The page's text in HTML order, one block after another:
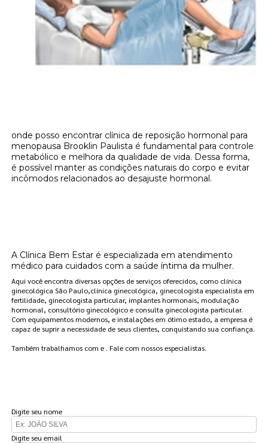
onde posso encontrar clínica de reposição hormonal para
menopausa Brooklin Paulista é fundamental para controle
metabólico e melhora da qualidade de vida. Dessa forma,
é possível manter as condições naturais do corpo e evitar
incômodos relacionados ao desajuste hormonal.
A Clínica Bem Estar é especializada em atendimento
médico para cuidados com a saúde íntima da mulher.
Aqui você encontra diversas opções de serviços oferecidos, como clínica
ginecológica São Paulo,clínica ginecológica, ginecologista especialista em
fertilidade, ginecologista particular, implantes hormonais, modulação
hormonal, consultório ginecológico e consulta ginecologista particular.
Com equipamentos modernos, e instalações em ótimo estado, a empresa é
capaz de suprir a necessidade de seus clientes, conquistando sua confiança.
Também trabalhamos com e . Fale com nossos especialistas.
Digite seu nome
Digite seu email